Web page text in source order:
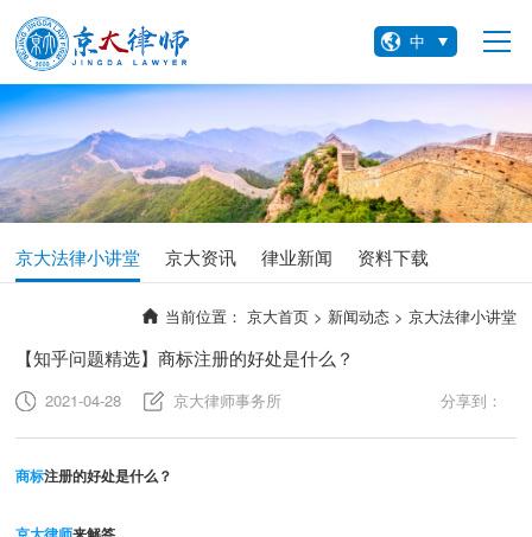
中
京大法律小讲堂 京大资讯 律业新闻 资料下载
当前位置： 京大首页 > 新闻动态 > 京大法律小讲堂
【知乎问题精选】商标注册的好处是什么？
2021-04-28 京大律师事务所 分享到：
商标注册的好处是什么？